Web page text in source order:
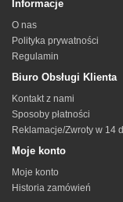
Informacje
O nas
Polityka prywatności
Regulamin
Biuro Obsługi Klienta
Kontakt z nami
Sposoby płatności
Reklamacje/Zwroty w 14
Moje konto
Moje konto
Historia zamówień